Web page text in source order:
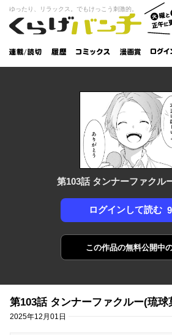
くらげバンチ
火
金
午に
新
ゆったり、リラックス。でもけっこう刺激的。
連載/読
切
履
歴
コミック
漫画
賞
ログ
登録
第103話 タンナーファクル
ログインして読む
この作品の無料公開中
第103話 タンナーファクルー(琉球
2025年12月01日